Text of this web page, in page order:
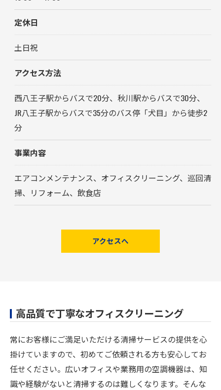
定休日
土日祝
アクセス方法
西八王子駅からバスで20分、秋川駅からバスで30分、
JR八王子駅からバスで35分のバス停「犬目」から徒歩2
分
事業内容
エアコンメンテナンス、オフィスクリーニング、巡回清
掃、リフォーム、飲食店
アクセスへ
高品質で丁寧なオフィスクリーニング
常にお客様にご満足いただける清掃サービスの提供を心
掛けていますので、初めてご依頼される方も安心してお
任せください。広いオフィスや業務用の空調機器は、知
識や経験がないと清掃するのは難しくなります。そんな